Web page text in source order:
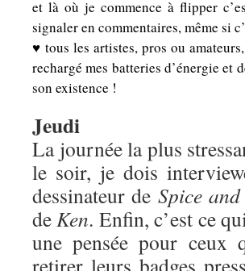
et là où je commence à flipper
signaler en commentaires, même si
♥ tous les artistes, pros ou
rechargé mes batteries d’énergie
son existence !
Jeudi
La journée la plus
le soir, je dois
dessinateur de Spice
deKen. Enfin, c’est ce
une pensée pour ceux
retirer leurs badges